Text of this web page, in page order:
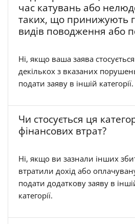
час катувань або
таких, що принижують
видів поводження або
Ні, якщо ваша заява
декількох з вказаних
подати заяву в іншій категорії.
Чи стосується ця
фінансових втрат?
Ні, якщо ви зазнали інших
втратили дохід або
подати додаткову заяву в
категорії.